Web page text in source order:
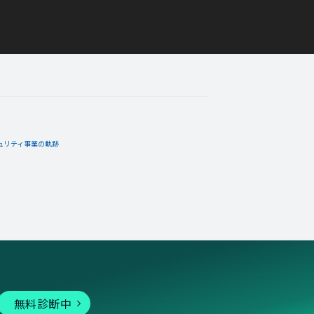
リティ事業の軌跡
無料診断中